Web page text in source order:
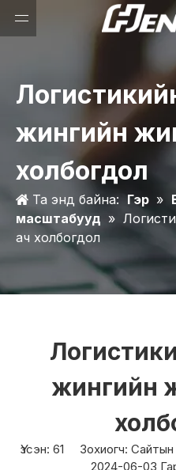
жингийн
холбогдол
Та энд байна: Гэр »
масштабууд »
ач холбогдол
жингийн
Үзсэн: 61 Зохиогч: Сайтын
2024-06-03